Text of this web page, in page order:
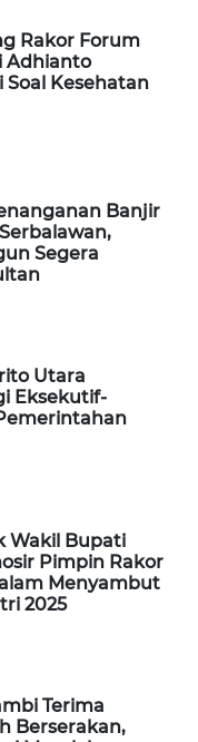
Rakor Forum
Adhianto
Soal Kesehatan
Banjir
Segera
Utara
Eksekutif-
Wakil Bupati
Pimpin Rakor
Menyambut
2025
Terima
Berserakan,